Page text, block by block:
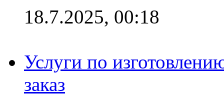
18.7.2025, 00:18
Услуги по
заказ